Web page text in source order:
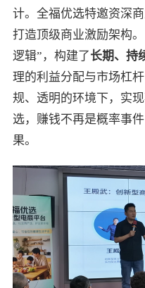
计。全福优选特邀资深
打造顶级商业激励架构
逻辑”，构建了长期、持
理的利益分配与市场杠
规、透明的环境下，实
选，赚钱不再是概率事
果。